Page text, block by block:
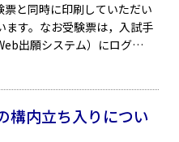
と同時に印刷していただい
ます。なお受験票は，入試手
出願システム）にログ
構内立ち入りについ